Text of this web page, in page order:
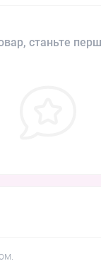
станьте